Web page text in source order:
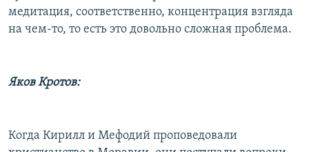
медитация, соответственно, концентрация взгляда
на чем-то, то есть это довольно сложная проблема.
Яков Кротов:
Когда Кирилл и Мефодий проповедовали